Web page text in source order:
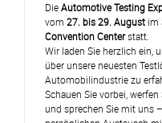
DieAutomotive Testing
vom 27. bis 29. August im
Convention Centerstatt.
Wir laden Sie herzlich ein,
über unsere neuesten
Automobilindustrie zu
Schauen Sie vorbei,
und sprechen Sie mit uns